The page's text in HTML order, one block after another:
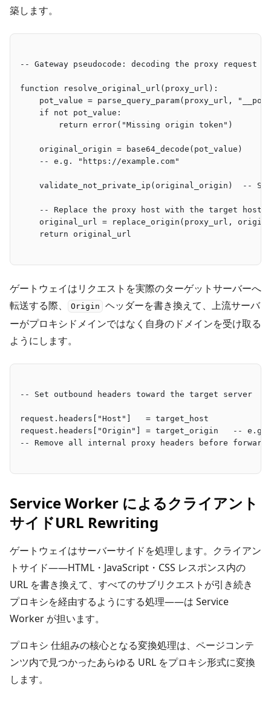
築します。
-- Gateway pseudocode: decoding the proxy request
function resolve_original_url(proxy_url):
pot_value = parse_query_param(proxy_url,
    if not pot_value:
        return error("Missing origin token")
    original_origin = base64_decode(pot_value)
    -- e.g. "https://example.com"
validate_not_private_ip(original_origin)  --
-- Replace the proxy host with the target host,
original_url = replace_origin(proxy_url,
    return original_url
ゲートウェイはリクエストを実際のターゲットサーバーへ
転送する際、
Origin
ヘッダーを書き換えて、上流サーバ
ーがプロキシドメインではなく自身のドメインを受け取る
ようにします。
-- Set outbound headers toward the target server
request.headers["Host"]   = target_host
request.headers["Origin"] = target_origin   -- e.g.
-- Remove all internal proxy headers before
Service Worker によるクライアント
サイドURL Rewriting
ゲートウェイはサーバーサイドを処理します。クライアン
トサイド――HTML・JavaScript・CSS レスポンス内の
URL を書き換えて、すべてのサブリクエストが引き続き
プロキシを経由するようにする処理――は Service
Worker が担います。
プロキシ 仕組みの核心となる変換処理は、ページコンテ
ンツ内で見つかったあらゆる URL をプロキシ形式に変換
します。